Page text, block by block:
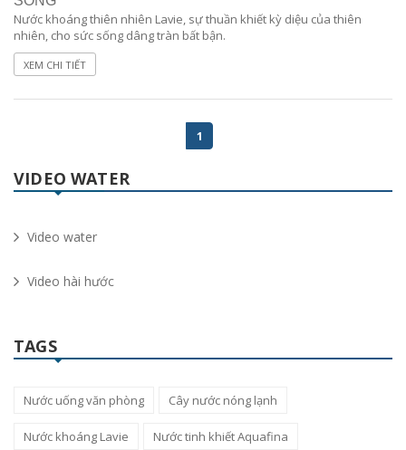
Nước khoáng thiên nhiên Lavie, sự thuần khiết kỳ diệu của thiên
nhiên, cho sức sống dâng tràn bất bận.
XEM CHI TIẾT
1
VIDEO WATER
Video water
Video hài hước
TAGS
Nước uống văn phòng Cây nước nóng lạnh
Nước khoáng Lavie Nước tinh khiết Aquafina